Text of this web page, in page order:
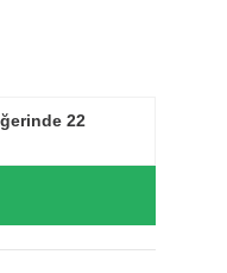
22